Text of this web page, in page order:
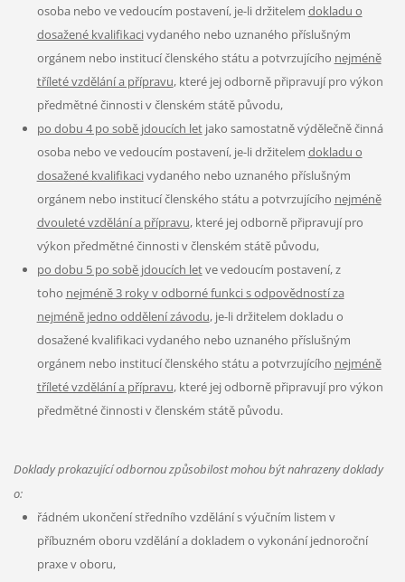
osoba nebo ve vedoucím postavení, je-li držitelem dokladu o
dosažené kvalifikacivydaného nebo uznaného příslušným
orgánem nebo institucí členského státu a potvrzujícího nejméně
tříleté vzdělání a přípravu, které jej odborně připravují pro výkon
předmětné činnosti v členském státě původu,
po dobu 4 po sobě jdoucích letjako samostatně výdělečně činná
osoba nebo ve vedoucím postavení, je-li držitelem dokladu o
dosažené kvalifikacivydaného nebo uznaného příslušným
orgánem nebo institucí členského státu a potvrzujícího nejméně
dvouleté vzdělání a přípravu, které jej odborně připravují pro
výkon předmětné činnosti v členském státě původu,
po dobu 5 po sobě jdoucích letve vedoucím postavení, z
toho nejméně 3 roky v odborné funkci s odpovědností za
nejméně jedno oddělení závodu, je-li držitelem dokladu o
dosažené kvalifikaci vydaného nebo uznaného příslušným
orgánem nebo institucí členského státu a potvrzujícího nejméně
tříleté vzdělání a přípravu, které jej odborně připravují pro výkon
předmětné činnosti v členském státě původu.
Doklady prokazující odbornou způsobilost mohou být nahrazeny doklady
o:
řádném ukončení středního vzdělání s výučním listem v
příbuzném oboru vzdělání a dokladem o vykonání jednoroční
praxe v oboru,